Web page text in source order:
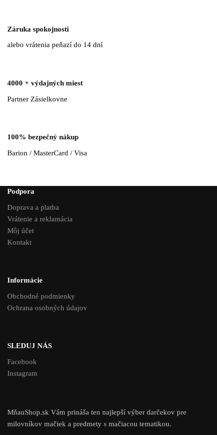
Záruka spokojnosti
alebo vrátenia peňazí do 14 dní
4000 + výdajných miest
Partner Zásielkovne
100% bezpečný nákup
Barion / MasterCard / Visa
Podpora
Doprava a platba
Vrátenie a reklamácia
Môj účet
Kontakt
Informácie
Obchodné podmienky
Ochrana osobných údajov
SLEDUJ NÁS
Facebook
Instagram
MňauShop.sk Vám prináša ten najlepší výber darčekov pre
milovníkov mačiek a predmety s mačiacou tematikou.